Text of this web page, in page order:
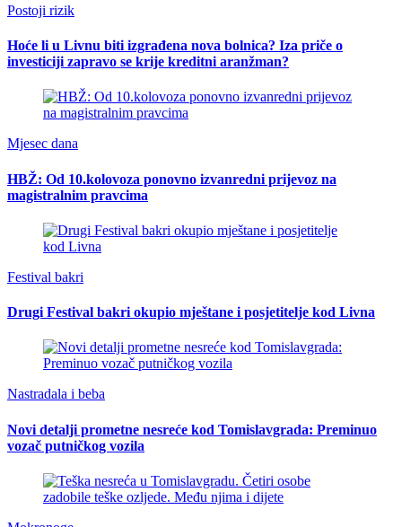
Postoji rizik
Hoće li u Livnu biti izgrađena nova bolnica? Iza priče o
investiciji zapravo se krije kreditni aranžman?
Mjesec dana
HBŽ: Od 10.kolovoza ponovno izvanredni prijevoz na
magistralnim pravcima
Festival bakri
Drugi Festival bakri okupio mještane i posjetitelje kod Livna
Nastradala i beba
Novi detalji prometne nesreće kod Tomislavgrada: Preminuo
vozač putničkog vozila